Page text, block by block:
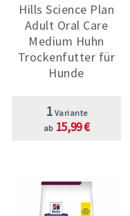
Hills Science Plan
Adult Oral Care
Medium Huhn
Trockenfutter für
Hunde
1 Variante
ab 15,99 €